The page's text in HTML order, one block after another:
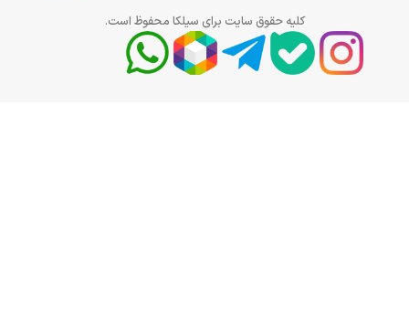
کلیه حقوق سایت برای سیلکا محفوظ است.